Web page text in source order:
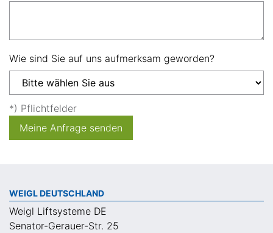
Wie sind Sie auf uns aufmerksam geworden?
*) Pflichtfelder
Meine Anfrage senden
WEIGL DEUTSCHLAND
Weigl Liftsysteme DE
Senator-Gerauer-Str. 25